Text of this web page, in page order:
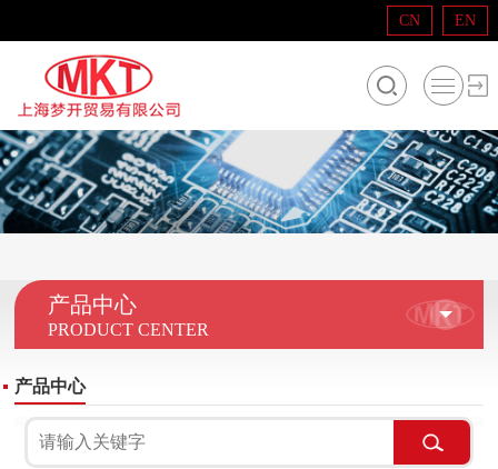
CN EN
产品中心
PRODUCT CENTER
产品中心